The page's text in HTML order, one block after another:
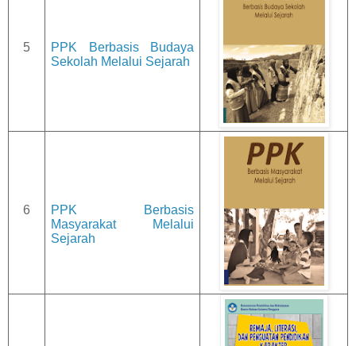
5
PPK Berbasis Budaya
Sekolah Melalui Sejarah
6
PPK Berbasis
Masyarakat Melalui
Sejarah